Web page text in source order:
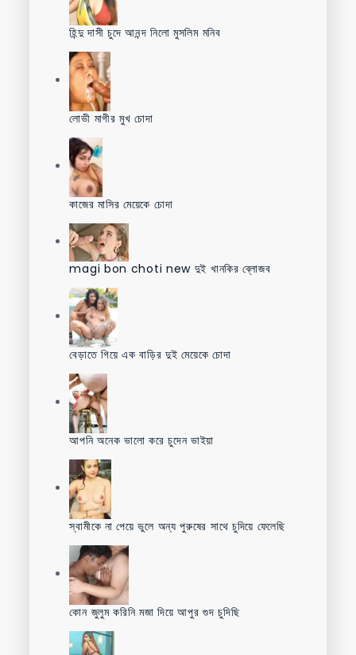
হিন্দু দাসী চুদে আনন্দ নিলো মুসলিম মনিব
লোভী মাগীর মুখ চোদা
কাজের মাসির মেয়েকে চোদা
magi bon choti new দুই খানকির ব্লোজব
বেড়াতে গিয়ে এক বাড়ির দুই মেয়েকে চোদা
আপনি অনেক ভালো করে চুদেন ভাইয়া
স্বামীকে না পেয়ে ভুলে অন্য পুরুষের সাথে চুদিয়ে ফেলেছি
কোন জুলুম করিনি মজা দিয়ে আপুর গুদ চুদিছি